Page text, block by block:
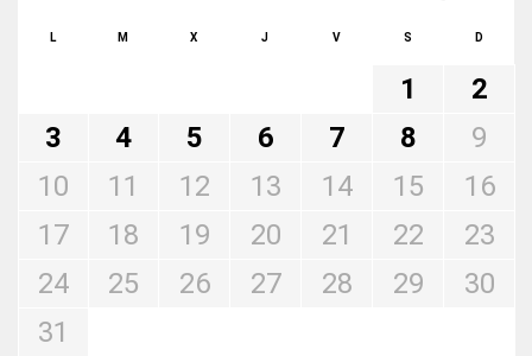
L M X J V S D
1
2
3
4 5 6 7 8
9
10
11 12 13 14 15
16
17
18 19 20 21 22
23
24
25 26 27 28 29
30
31